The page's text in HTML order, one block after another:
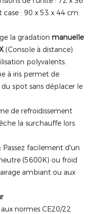
: 90 x 53 x 44 cm.
la gradation manuelle
(Console à distance)
polyvalents.
à iris permet de
spot sans déplacer le
de refroidissement
la surchauffe lors
Passez facilement d'un
(5600K) ou froid
ambiant ou aux
normes CE20/22